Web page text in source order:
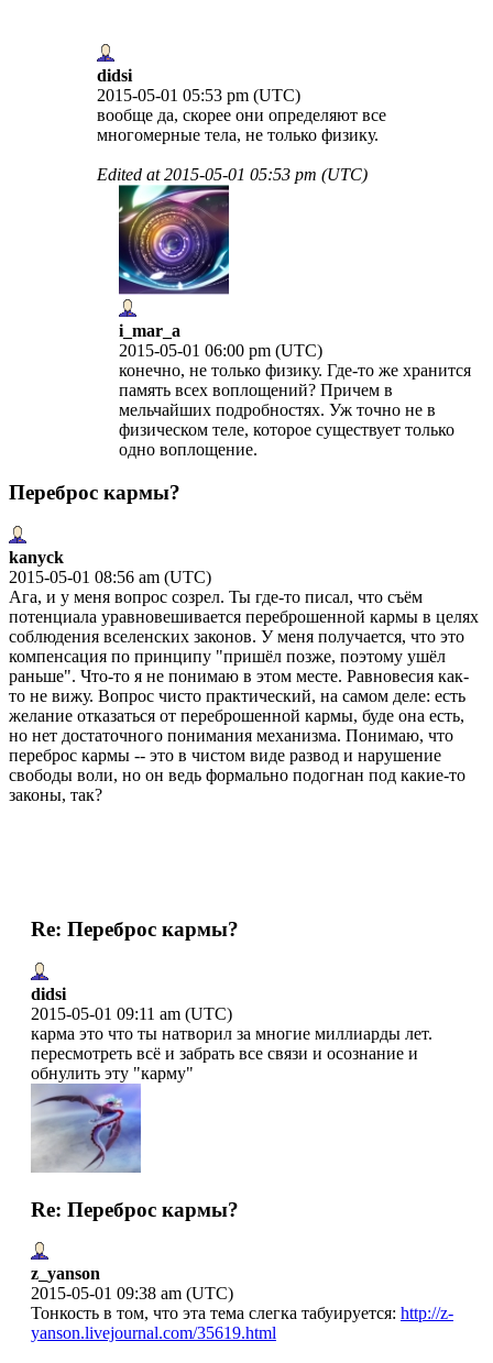
didsi
2015-05-01 05:53 pm (UTC)
вообще да, скорее они определяют все
многомерные тела, не только физику.
Edited at2015-05-01 05:53 pm (UTC)
i_mar_a
2015-05-01 06:00 pm (UTC)
конечно, не только физику. Где-то же хранится
память всех воплощений? Причем в
мельчайших подробностях. Уж точно не в
физическом теле, которое существует только
одно воплощение.
Переброс кармы?
kanyck
2015-05-01 08:56 am (UTC)
Ага, и у меня вопрос созрел. Ты где-то писал, что съём
потенциала уравновешивается переброшенной кармы в целях
соблюдения вселенских законов. У меня получается, что это
компенсация по принципу "пришёл позже, поэтому ушёл
раньше". Что-то я не понимаю в этом месте. Равновесия как-
то не вижу. Вопрос чисто практический, на самом деле: есть
желание отказаться от переброшенной кармы, буде она есть,
но нет достаточного понимания механизма. Понимаю, что
переброс кармы -- это в чистом виде развод и нарушение
свободы воли, но он ведь формально подогнан под какие-то
законы, так?
Re: Переброс кармы?
didsi
2015-05-01 09:11 am (UTC)
карма это что ты натворил за многие миллиарды лет.
пересмотреть всё и забрать все связи и осознание и
обнулить эту "карму"
Re: Переброс кармы?
z_yanson
2015-05-01 09:38 am (UTC)
Тонкость в том, что эта тема слегка табуируется: http://z-
yanson.livejournal.com/35619.html